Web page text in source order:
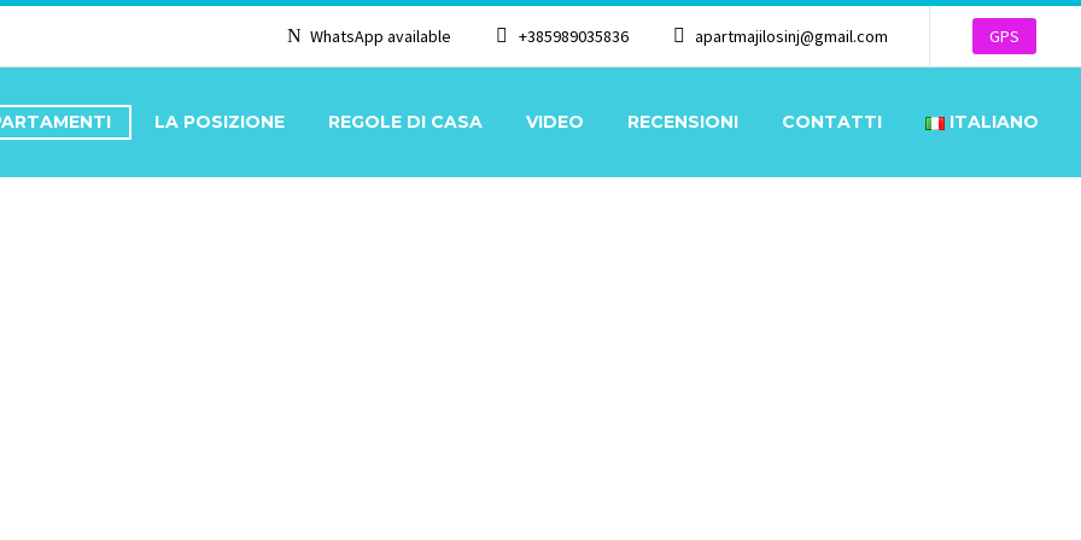
WhatsApp available +385989035836 apartmajilosinj@gmail.com GPS
LA POSIZIONE REGOLE DI CASA VIDEO RECENSIONI CONTATTI ITALIANO
2/1+1 GRANDE